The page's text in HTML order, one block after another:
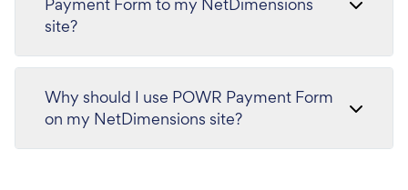
site?
Why should I use POWR Payment Form
on my NetDimensions site?